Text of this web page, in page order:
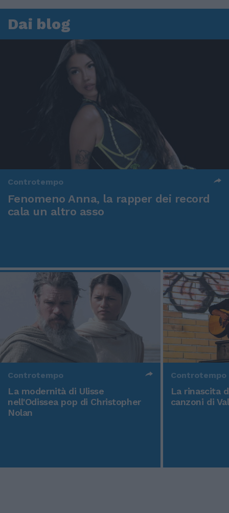
Dai blog
Controtempo
Fenomeno Anna, la rapper dei record
cala un altro asso
Controtempo
La modernità di Ulisse
nell'Odissea pop di Christopher
Nolan
Controtempo
La rinascita
canzoni di